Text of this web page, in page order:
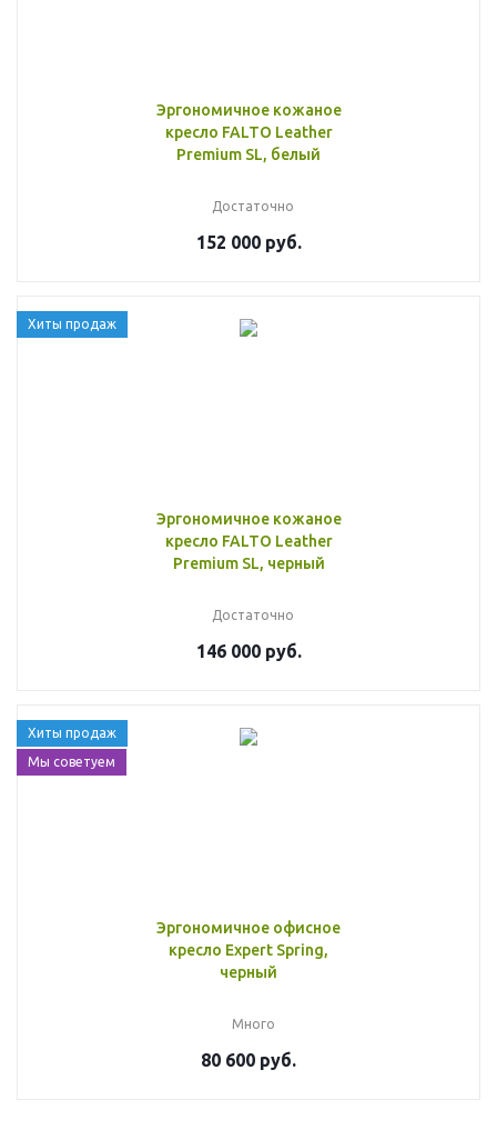
Эргономичное кожаное
кресло FALTO Leather
Premium SL, белый
Достаточно
152 000 руб.
Хиты продаж
Эргономичное кожаное
кресло FALTO Leather
Premium SL, черный
Достаточно
146 000 руб.
Хиты продаж
Мы советуем
Эргономичное офисное
кресло Expert Spring,
черный
Много
80 600 руб.